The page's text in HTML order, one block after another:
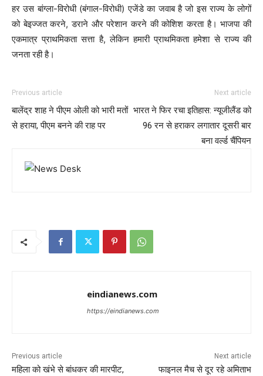
हर उस बांग्ला-विरोधी (बंगाल-विरोधी) एजेंडे का जवाब है जो इस राज्य के लोगों
को बेइज्जत करने, डराने और परेशान करने की कोशिश करता है। भाजपा की
एकमात्र प्राथमिकता सत्ता है, लेकिन हमारी प्राथमिकता हमेशा से राज्य की
जनता रही है।
Previous article
बालेंद्र शाह ने पीएम ओली को भारी मतों
से हराया, पीएम बनने की राह पर
Next article
भारत ने फिर रचा इतिहास: न्यूजीलैंड को
96 रन से हराकर लगातार दूसरी बार
बना वर्ल्ड चैंपियन
eindianews.com
https://eindianews.com
Previous article
महिला को खंभे से बांधकर की मारपीट,
Next article
फाइनल मैच से दूर रहे अमिताभ